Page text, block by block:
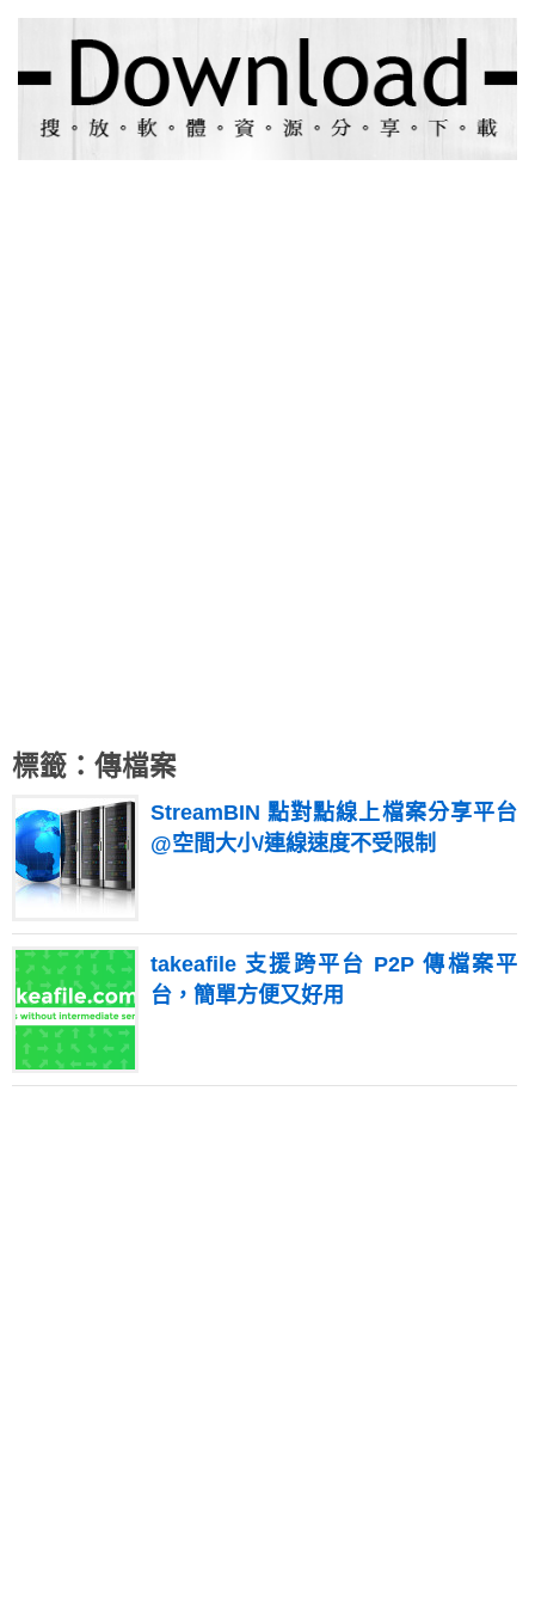
標籤：傳檔案
StreamBIN 點對點線上檔案分享平台
@空間大小/連線速度不受限制
takeafile 支援跨平台 P2P 傳檔案平
台，簡單方便又好用